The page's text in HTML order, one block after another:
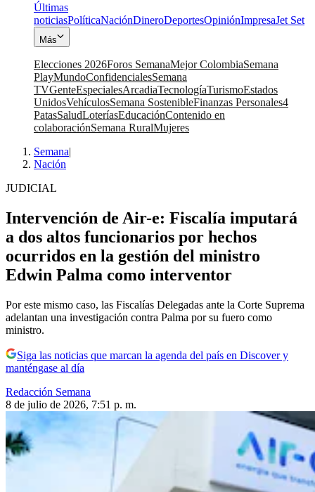
Últimas
noticiasPolíticaNaciónDineroDeportesOpiniónImpresaJet Set
Más
Elecciones 2026Foros SemanaMejor ColombiaSemana
PlayMundoConfidencialesSemana
TVGenteEspecialesArcadiaTecnologíaTurismoEstados
UnidosVehículosSemana SostenibleFinanzas Personales4
PatasSaludLoteríasEducaciónContenido en
colaboraciónSemana RuralMujeres
Semana|
Nación
JUDICIAL
Intervención de Air-e: Fiscalía imputará
a dos altos funcionarios por hechos
ocurridos en la gestión del ministro
Edwin Palma como interventor
Por este mismo caso, las Fiscalías Delegadas ante la Corte Suprema
adelantan una investigación contra Palma por su fuero como
ministro.
Siga las noticias que marcan la agenda del país en Discover y
manténgase al día
Redacción Semana
8 de julio de 2026, 7:51 p. m.